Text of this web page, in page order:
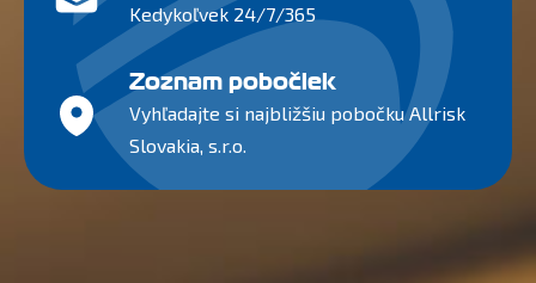
Kedykoľvek 24/7/365
Zoznam pobočiek
Vyhľadajte si najbližšiu pobočku Allrisk
Slovakia, s.r.o.